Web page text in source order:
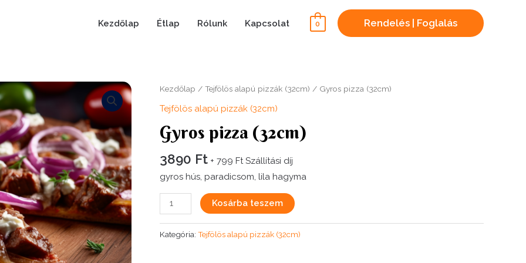
Kezdőlap Étlap Rólunk Kapcsolat 0 Rendelés | Foglalás
Kezdőlap / Tejfölös alapú pizzák (32cm) / Gyros pizza (32cm)
Tejfölös alapú pizzák (32cm)
Gyros pizza (32cm)
3890 Ft + 799 Ft Szállítási díj
gyros hús, paradicsom, lila hagyma
Gyros
pizza
Kosárba teszem
Kategória: Tejfölös alapú pizzák (32cm)